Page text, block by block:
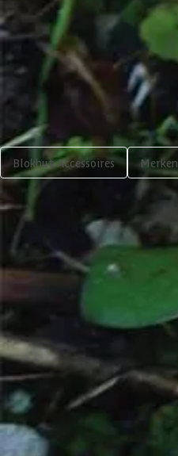
EAN-code
Shop meer
Blokhut Accessoires Merken
In winkelwagen
4,65/5